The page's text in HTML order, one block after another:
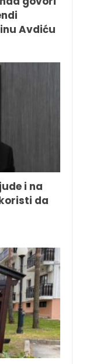
Avdiću
i na
da